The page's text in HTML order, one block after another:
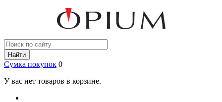
Найти
Сумка покупок 0
У вас нет товаров в корзине.